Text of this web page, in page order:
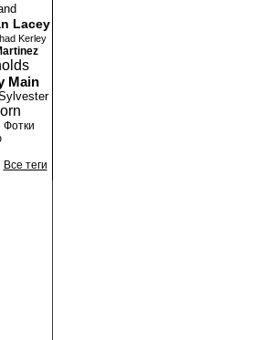
Lacey
Kerley
Main
Фотки
Все теги